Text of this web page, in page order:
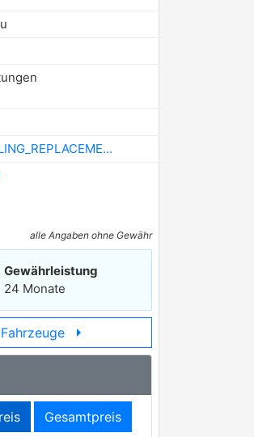
alle Angaben ohne Gewähr
Gewährleistung
24 Monate
arrow_right
Gesamtpreis